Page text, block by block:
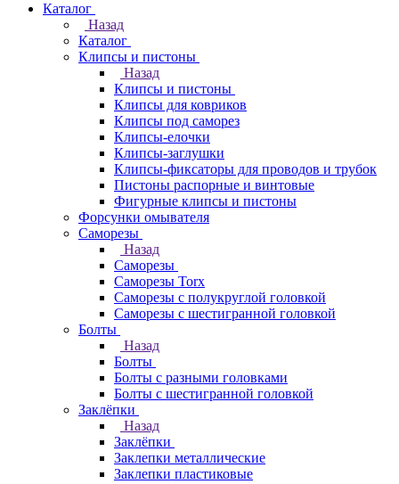
Каталог
Назад
Каталог
Клипсы и пистоны
Назад
Клипсы и пистоны
Клипсы для ковриков
Клипсы под саморез
Клипсы-елочки
Клипсы-заглушки
Клипсы-фиксаторы для проводов и трубок
Пистоны распорные и винтовые
Фигурные клипсы и пистоны
Форсунки омывателя
Саморезы
Назад
Саморезы
Саморезы Torx
Саморезы с полукруглой головкой
Саморезы с шестигранной головкой
Болты
Назад
Болты
Болты с разными головками
Болты с шестигранной головкой
Заклёпки
Назад
Заклёпки
Заклепки металлические
Заклепки пластиковые